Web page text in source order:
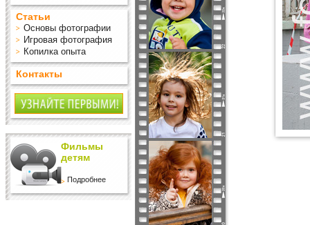
Статьи
Основы фотографии
Игровая фотография
Копилка опыта
Контакты
Фильмы
детям
Подробнее